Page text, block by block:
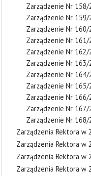
Zarządzenie Nr 158/
Zarządzenie Nr 159/
Zarządzenie Nr 160/
Zarządzenie Nr 161/
Zarządzenie Nr 162/
Zarządzenie Nr 163/
Zarządzenie Nr 164/
Zarządzenie Nr 165/
Zarządzenie Nr 166/
Zarządzenie Nr 167/
Zarządzenie Nr 168/
Zarządzenia Rektora w
Zarządzenia Rektora w
Zarządzenia Rektora w
Zarządzenia Rektora w